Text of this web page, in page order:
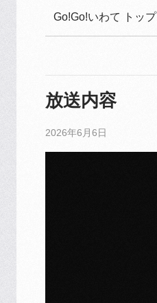
Go!Go!いわて トップ
放送内容
2026年6月6日